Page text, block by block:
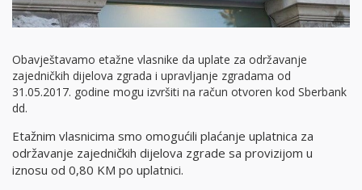
Obavještavamo etažne vlasnike da uplate za održavanje
zajedničkih dijelova zgrada i upravljanje zgradama od
31.05.2017. godine mogu izvršiti na račun otvoren kod Sberbank
dd.
Etažnim vlasnicima smo omogućili plaćanje uplatnica za
održavanje zajedničkih dijelova zgrade sa provizijom u
iznosu od 0,80 KM po uplatnici.